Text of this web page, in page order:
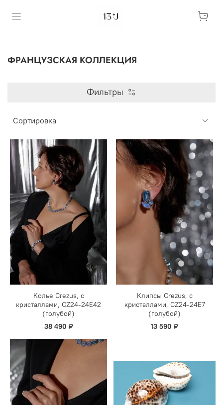
ФРАНЦУЗСКАЯ КОЛЛЕКЦИЯ
Фильтры
Колье Crezus, с
кристаллами, CZ24-24E42
(голубой)
38 490 ₽
Клипсы Crezus, с
кристаллами, CZ24-24E7
(голубой)
13 590 ₽